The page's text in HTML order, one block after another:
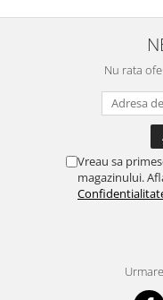
Nu rata
Vreau sa
magazinului.